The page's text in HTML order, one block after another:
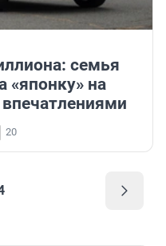
семья
«японку» на
20